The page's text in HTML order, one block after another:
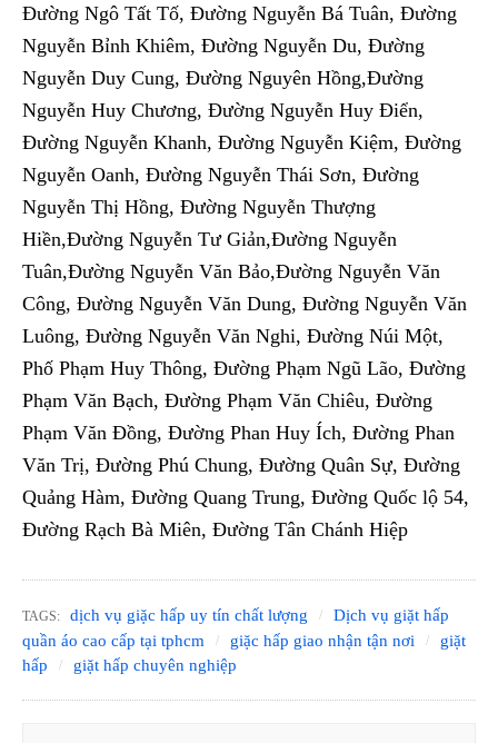
Đường Ngô Tất Tố, Đường Nguyễn Bá Tuân, Đường
Nguyễn Bỉnh Khiêm, Đường Nguyễn Du, Đường
Nguyễn Duy Cung, Đường Nguyên Hồng,Đường
Nguyễn Huy Chương, Đường Nguyễn Huy Điển,
Đường Nguyễn Khanh, Đường Nguyễn Kiệm, Đường
Nguyễn Oanh, Đường Nguyễn Thái Sơn, Đường
Nguyễn Thị Hồng, Đường Nguyễn Thượng
Hiền,Đường Nguyễn Tư Giản,Đường Nguyễn
Tuân,Đường Nguyễn Văn Bảo,Đường Nguyễn Văn
Công, Đường Nguyễn Văn Dung, Đường Nguyễn Văn
Luông, Đường Nguyễn Văn Nghi, Đường Núi Một,
Phố Phạm Huy Thông, Đường Phạm Ngũ Lão, Đường
Phạm Văn Bạch, Đường Phạm Văn Chiêu, Đường
Phạm Văn Đồng, Đường Phan Huy Ích, Đường Phan
Văn Trị, Đường Phú Chung, Đường Quân Sự, Đường
Quảng Hàm, Đường Quang Trung, Đường Quốc lộ 54,
Đường Rạch Bà Miên, Đường Tân Chánh Hiệp
TAGS: dịch vụ giặc hấp uy tín chất lượng
Dịch vụ giặt hấp
quần áo cao cấp tại tphcm
giặc hấp giao nhận tận nơi
giặt
hấp
giặt hấp chuyên nghiệp